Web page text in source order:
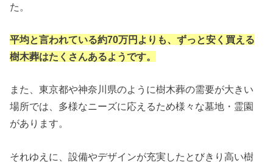
た。
平均と言われている約70万円よりも、ずっと安く買える
樹木葬はたくさんあるようです。
また、東京都や神奈川県のように樹木葬の需要が大きい
場所では、多様なニーズに応えるため様々な墓地・霊園
があります。
それゆえに、設備やデザインが充実したとびきり高い樹